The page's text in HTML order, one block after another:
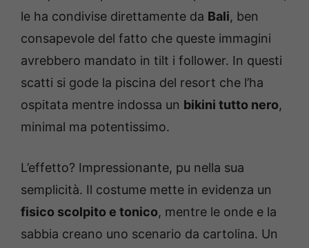
le ha condivise direttamente da Bali, ben
consapevole del fatto che queste immagini
avrebbero mandato in tilt i follower. In questi
scatti si gode la piscina del resort che l’ha
ospitata mentre indossa un bikini tutto nero,
minimal ma potentissimo.
L’effetto? Impressionante, pu nella sua
semplicità. Il costume mette in evidenza un
fisico scolpito e tonico, mentre le onde e la
sabbia creano uno scenario da cartolina. Un